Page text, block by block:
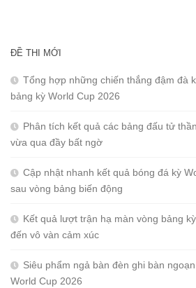
ĐỀ THI MỚI
Tổng hợp những chiến thắng đậm đà
bảng kỳ World Cup 2026
Phân tích kết quả các bảng đấu tử
vừa qua đầy bất ngờ
Cập nhật nhanh kết quả bóng đá kỳ
sau vòng bảng biến động
Kết quả lượt trận hạ màn vòng bảng
đến vô vàn cảm xúc
Siêu phẩm ngả bàn đèn ghi bàn
World Cup 2026